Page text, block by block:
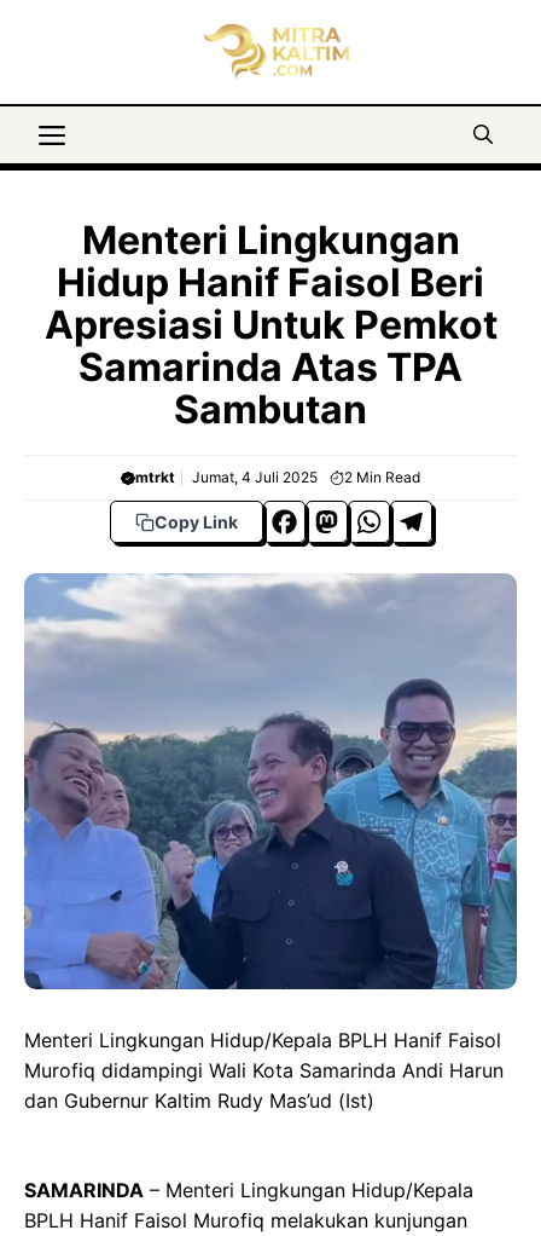
Menu
Menteri Lingkungan
Hidup Hanif Faisol Beri
Apresiasi Untuk Pemkot
Samarinda Atas TPA
Sambutan
mtrkt Jumat, 4 Juli 2025 2 Min Read
Copy Link
F
a
c
o
o
k
M
s
d
o
n
W
h
a
A
p
p
T
el
r
a
m
Menteri Lingkungan Hidup/Kepala BPLH Hanif Faisol
Murofiq didampingi Wali Kota Samarinda Andi Harun
dan Gubernur Kaltim Rudy Mas’ud (Ist)
SAMARINDA – Menteri Lingkungan Hidup/Kepala
BPLH Hanif Faisol Murofiq melakukan kunjungan